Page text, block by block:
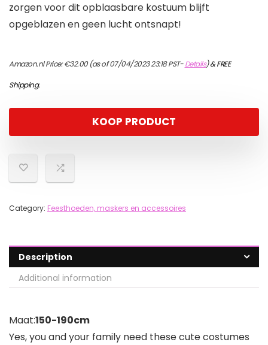
zorgen voor dit opblaasbare kostuum blijft
opgeblazen en geen lucht ontsnapt!
Amazon.nl Price:€32.00(as of 07/04/2023 23:18 PST-Details)&FREE
Shipping.
KOOP PRODUCT
Category: Feesthoeden, maskers en accessoires
Description
Additional information
Maat:150-190cm
Yes, you and your family need these cute costumes